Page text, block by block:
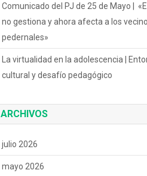
Comunicado del PJ de 25 de Mayo |
no gestiona y ahora afecta a los
pedernales»
La virtualidad en la adolescencia |
cultural y desafío pedagógico
ARCHIVOS
julio 2026
mayo 2026